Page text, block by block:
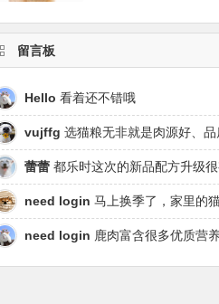
留言板
Hello 看着还不错哦
vujffg 选猫粮无非就是肉源好、品质好、工艺好，都乐时磷虾鹿肉烘焙粮真的可以闭眼
蕾蕾 都乐时这次的新品配方升级很有针对性，从原料溯源到营养配比都踩中了当下高端市场的需求点，期待后续的区域
need login 马上换季了，家里的猫毛又要多起来了……太需要像都乐时这种28天就能改善毛
need login 鹿肉富含很多优质营养，磷虾油对毛发改善也很明显，都乐时太懂铲屎官想